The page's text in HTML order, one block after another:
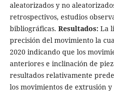
aleatorizados y no
retrospectivos, estudios
bibliográficas. Resultados:La
precisión del movimiento la
2020 indicando que los
anteriores e inclinación de
resultados relativamente
los movimientos de extrusión